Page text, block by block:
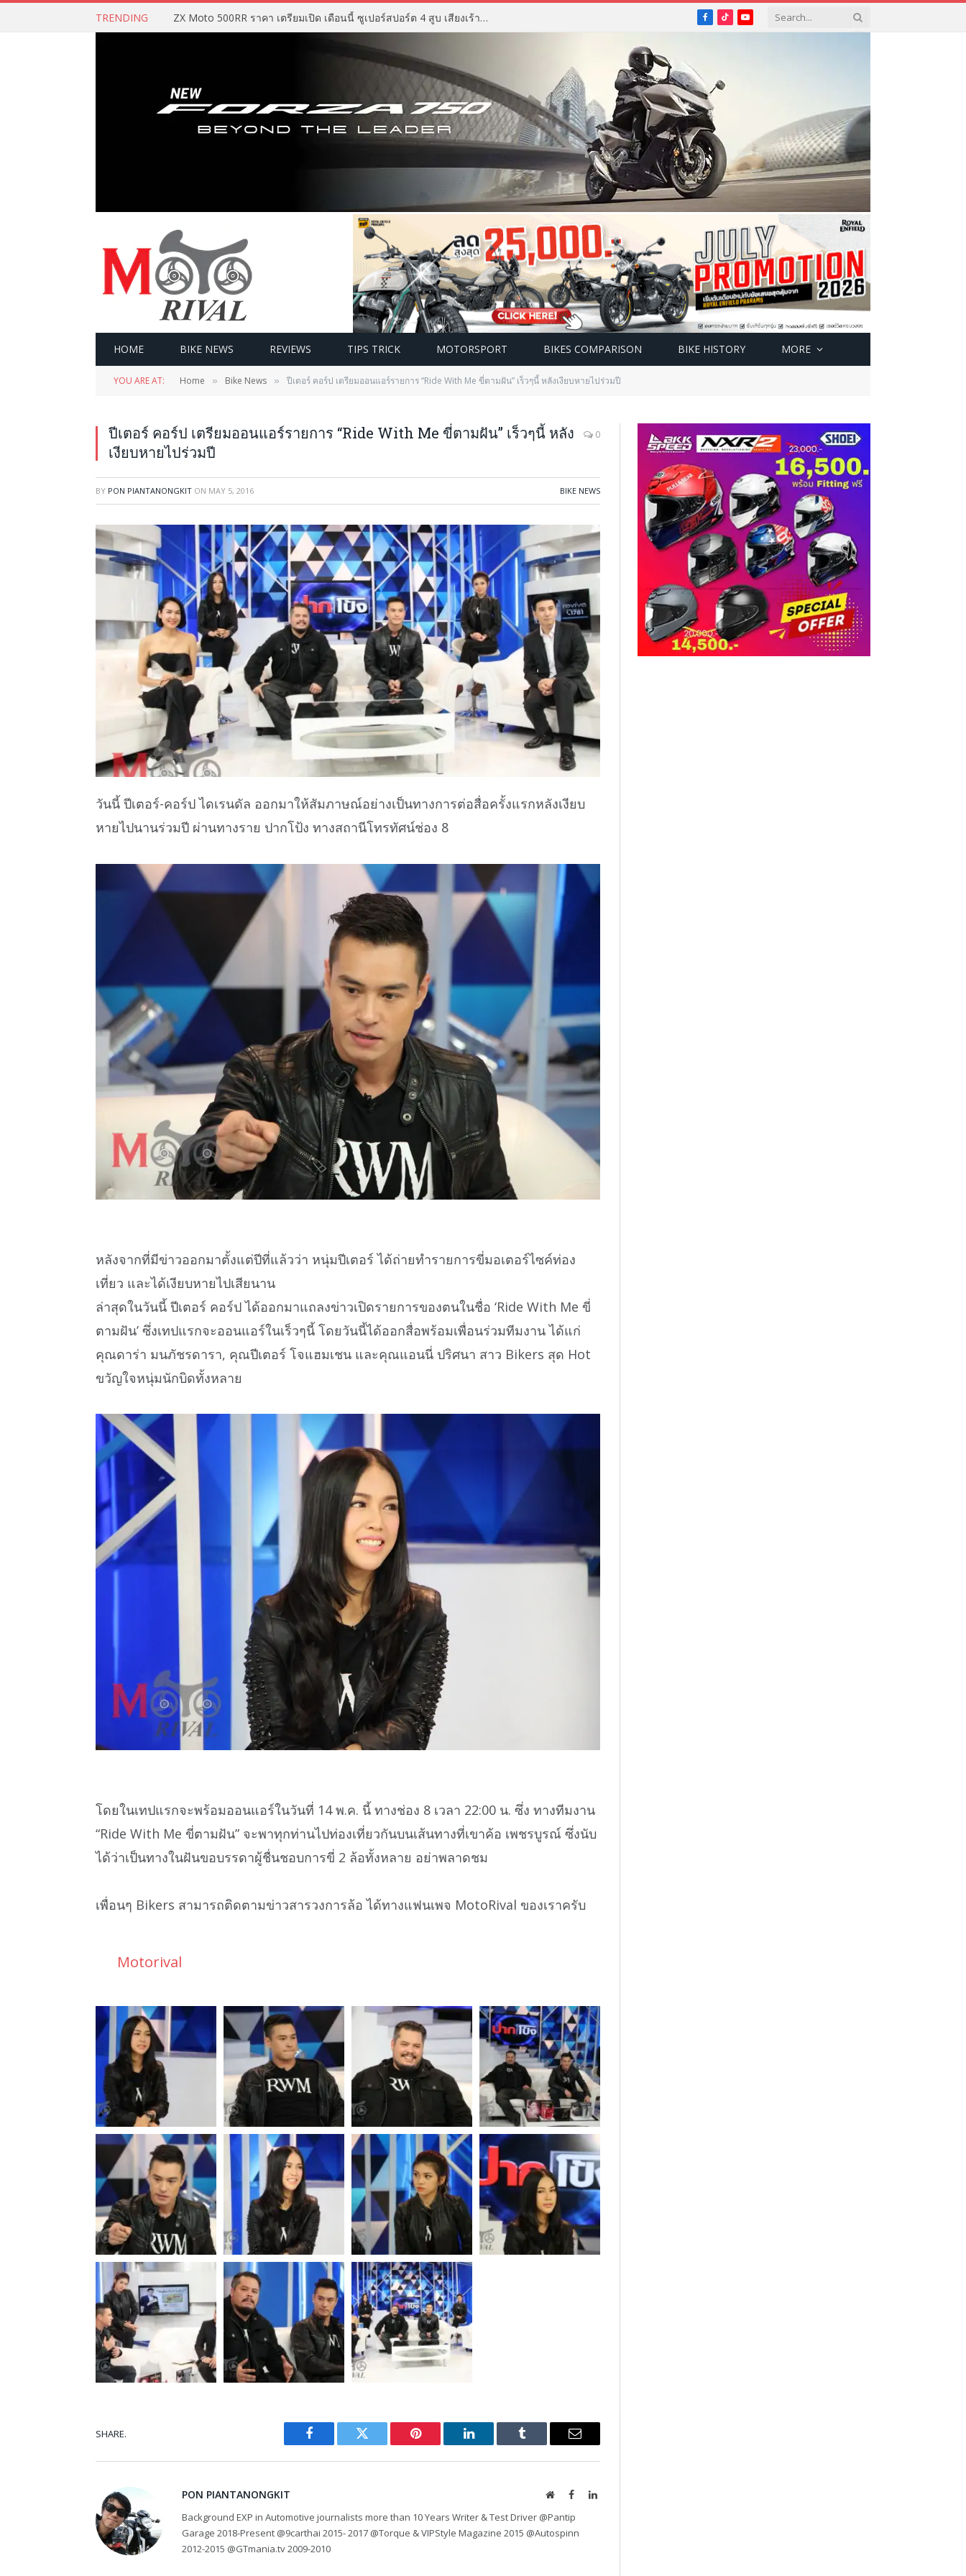
TRENDING ZX Moto 500RR ราคา เตรียมเปิด เดือนนี้ ซูเปอร์สปอร์ต 4 สูบ เสียงเร้าใจ ดีไซน์ดุดัน Facebook
TikTokYouTube
HOME BIKE NEWS REVIEWS TIPS TRICK MOTORSPORT BIKES COMPARISON BIKE HISTORY MORE
YOU ARE AT: Home » Bike News » ปีเตอร์ คอร์ป เตรียมออนแอร์รายการ “Ride With Me ขี่ตามฝัน” เร็วๆนี้ หลังเงียบหายไปร่วมปี
ปีเตอร์ คอร์ป เตรียมออนแอร์รายการ “Ride With Me ขี่ตามฝัน” เร็วๆนี้ หลัง
เงียบหายไปร่วมปี
0
BY PON PIANTANONGKIT ON MAY 5, 2016 BIKE NEWS
วันนี้ ปีเตอร์-คอร์ป ไดเรนดัล ออกมาให้สัมภาษณ์อย่างเป็นทางการต่อสื่อครั้งแรกหลังเงียบ
หายไปนานร่วมปี ผ่านทางราย ปากโป้ง ทางสถานีโทรทัศน์ช่อง 8
หลังจากที่มีข่าวออกมาตั้งแต่ปีที่แล้วว่า หนุ่มปีเตอร์ ได้ถ่ายทำรายการขี่มอเตอร์ไซค์ท่อง
เที่ยว และได้เงียบหายไปเสียนาน
ล่าสุดในวันนี้ ปีเตอร์ คอร์ป ได้ออกมาแถลงข่าวเปิดรายการของตนในชื่อ ‘Ride With Me ขี่
ตามฝัน’ ซึ่งเทปแรกจะออนแอร์ในเร็วๆนี้ โดยวันนี้ได้ออกสื่อพร้อมเพื่อนร่วมทีมงาน ได้แก่
คุณดาร่า มนภัชรดารา, คุณปีเตอร์ โจแฮมเชน และคุณแอนนี่ ปริศนา สาว Bikers สุด Hot
ขวัญใจหนุ่มนักบิดทั้งหลาย
โดยในเทปแรกจะพร้อมออนแอร์ในวันที่ 14 พ.ค. นี้ ทางช่อง 8 เวลา 22:00 น. ซึ่ง ทางทีมงาน
“Ride With Me ขี่ตามฝัน” จะพาทุกท่านไปท่องเที่ยวกันบนเส้นทางที่เขาค้อ เพชรบูรณ์ ซึ่งนับ
ได้ว่าเป็นทางในฝันขอบรรดาผู้ชื่นชอบการขี่ 2 ล้อทั้งหลาย อย่าพลาดชม
เพื่อนๆ Bikers สามารถติดตามข่าวสารวงการล้อ ได้ทางแฟนเพจ MotoRival ของเราครับ
Motorival
SHARE.
Facebook Twitter Pinterest LinkedIn Tumblr Email
PON PIANTANONGKIT WebsiteFacebookLinkedIn
Background EXP in Automotive journalists more than 10 Years Writer & Test Driver @Pantip
Garage 2018-Present @9carthai 2015- 2017 @Torque & VIPStyle Magazine 2015 @Autospinn
2012-2015 @GTmania.tv 2009-2010